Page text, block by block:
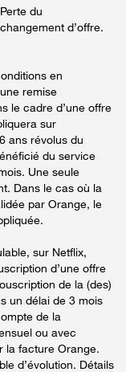
du
d’offre.
en
remise
le cadre d’une offre
sur
ans révolus du
du service
Une seule
Dans le cas où la
par Orange, le
sur Netflix,
d’une offre
de la (des)
un délai de 3 mois
de la
ou avec
la facture Orange.
d’évolution. Détails